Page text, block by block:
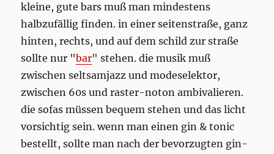
kleine, gute bars muß man mindestens
halbzufällig finden. in einer seitenstraße, ganz
hinten, rechts, und auf dem schild zur straße
sollte nur "bar" stehen. die musik muß
zwischen seltsamjazz und modeselektor,
zwischen 60s und raster-noton ambivalieren.
die sofas müssen bequem stehen und das licht
vorsichtig sein. wenn man einen gin & tonic
bestellt, sollte man nach der bevorzugten gin-